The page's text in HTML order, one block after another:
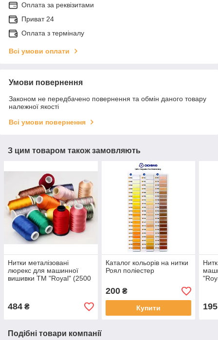
Оплата за реквізитами
Приват 24
Оплата з терміналу
Всі умови оплати
Умови повернення
Законом не передбачено повернення та обмін даного товару
належної якості
Всі умови повернення
З цим товаром також замовляють
Нитки металізовані
люрекс для машинної
вишивки ТМ "Royal" (2500
484 ₴
Каталог кольорів на нитки
Роял поліестер
200₴
Купити
Подібні товари компанії